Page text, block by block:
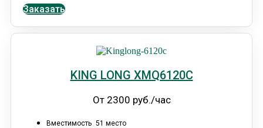
Заказать
KING LONG XMQ6120С
От 2300 руб./час
Вместимость 51 место